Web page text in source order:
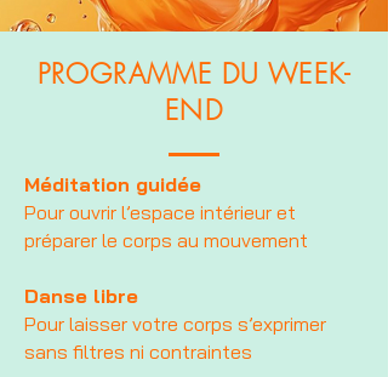
PROGRAMME DU WEEK-
END
Méditation guidée
Pour ouvrir l’espace intérieur et
préparer le corps au mouvement
Danse libre
Pour laisser votre corps s’exprimer
sans filtres ni contraintes